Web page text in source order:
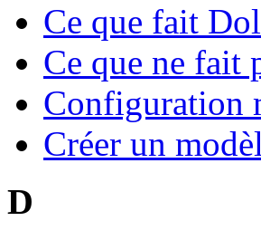
Ce que fait
Ce que ne fait
Configuration
Créer un
D